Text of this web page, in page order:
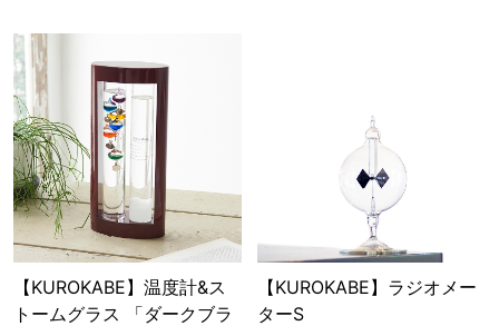
【KUROKABE】温度計&ス
トームグラス 「ダークブラ
【KUROKABE】ラジオメー
ターS